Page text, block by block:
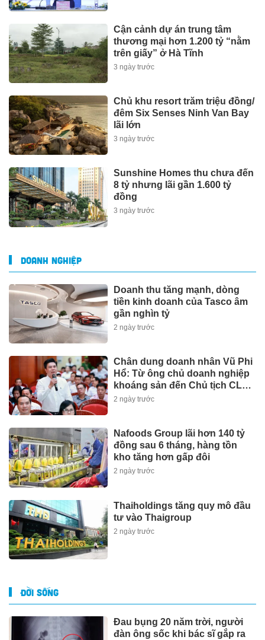
Cận cảnh dự án trung tâm
thương mại hơn 1.200 tỷ “nằm
trên giấy” ở Hà Tĩnh
3 ngày trước
Chủ khu resort trăm triệu đồng/
đêm Six Senses Ninh Van Bay
lãi lớn
3 ngày trước
Sunshine Homes thu chưa đến
8 tỷ nhưng lãi gần 1.600 tỷ
đồng
3 ngày trước
DOANH NGHIỆP
Doanh thu tăng mạnh, dòng
tiền kinh doanh của Tasco âm
gần nghìn tỷ
2 ngày trước
Chân dung doanh nhân Vũ Phi
Hổ: Từ ông chủ doanh nghiệp
khoáng sản đến Chủ tịch CLB
Bóng đá Thái Nguyên
2 ngày trước
Nafoods Group lãi hơn 140 tỷ
đồng sau 6 tháng, hàng tồn
kho tăng hơn gấp đôi
2 ngày trước
Thaiholdings tăng quy mô đầu
tư vào Thaigroup
2 ngày trước
ĐỜI SỐNG
Đau bụng 20 năm trời, người
đàn ông sốc khi bác sĩ gắp ra